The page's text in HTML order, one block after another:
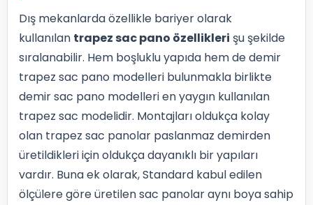
Dış mekanlarda özellikle bariyer olarak
kullanılan trapez sac pano özellikleri şu şekilde
sıralanabilir. Hem boşluklu yapıda hem de demir
trapez sac pano modelleri bulunmakla birlikte
demir sac pano modelleri en yaygın kullanılan
trapez sac modelidir. Montajları oldukça kolay
olan trapez sac panolar paslanmaz demirden
üretildikleri için oldukça dayanıklı bir yapıları
vardır. Buna ek olarak, Standard kabul edilen
ölçülere göre üretilen sac panolar aynı boya sahip